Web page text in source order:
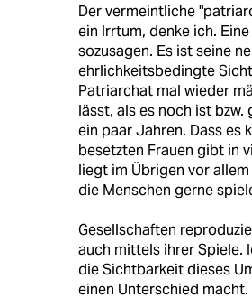
Der vermeintliche
ein Irrtum, denke ich.
sozusagen. Es ist seine
ehrlichkeitsbedingte
Patriarchat mal wieder
lässt, als es noch ist
ein paar Jahren. Dass es
besetzten Frauen gibt in
liegt im Übrigen vor
die Menschen gerne
Gesellschaften
auch mittels ihrer Spiele.
die Sichtbarkeit dieses
einen Unterschied macht.